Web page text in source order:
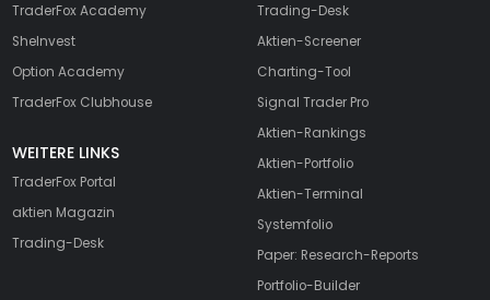
TraderFox Academy
SheInvest
Option Academy
TraderFox Clubhouse
WEITERE LINKS
TraderFox Portal
aktien Magazin
Trading-Desk
Trading-Desk
Aktien-Screener
Charting-Tool
Signal Trader Pro
Aktien-Rankings
Aktien-Portfolio
Aktien-Terminal
Systemfolio
Paper: Research-Reports
Portfolio-Builder